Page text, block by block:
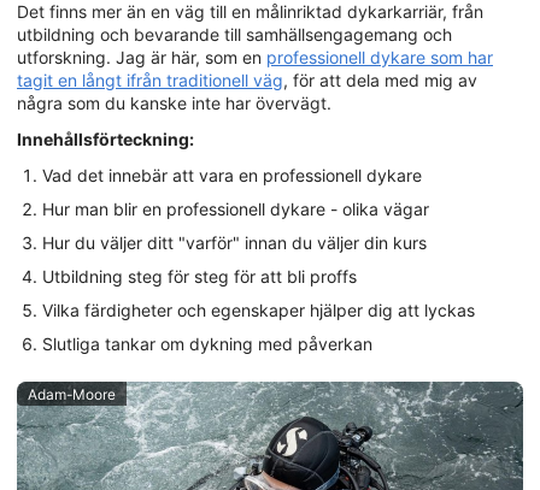
Det finns mer än en väg till en målinriktad dykarkarriär, från
utbildning och bevarande till samhällsengagemang och
utforskning. Jag är här, som en professionell dykare som har
tagit en långt ifrån traditionell väg, för att dela med mig av
några som du kanske inte har övervägt.
Innehållsförteckning:
Vad det innebär att vara en professionell dykare
Hur man blir en professionell dykare - olika vägar
Hur du väljer ditt "varför" innan du väljer din kurs
Utbildning steg för steg för att bli proffs
Vilka färdigheter och egenskaper hjälper dig att lyckas
Slutliga tankar om dykning med påverkan
Adam-Moore